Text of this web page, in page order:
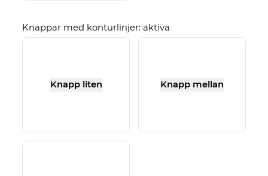
Knappar med konturlinjer: aktiva
Knapp liten Knapp mellan